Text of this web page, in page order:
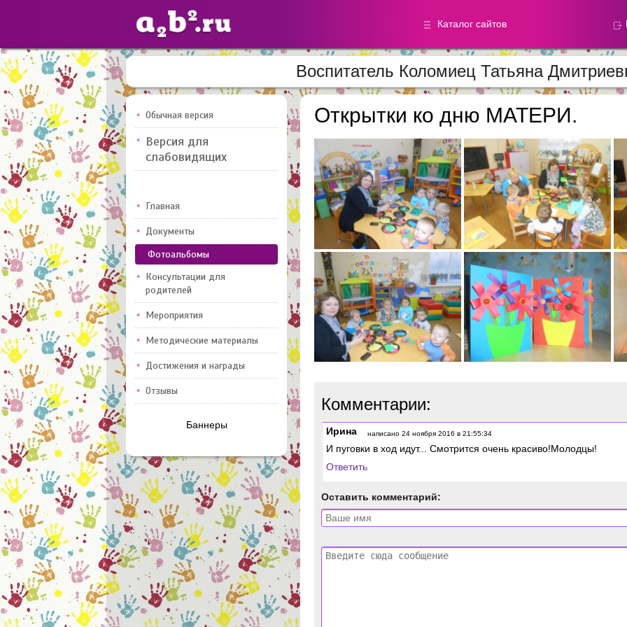
Каталог сайтов
Сайты
педагогов
Добавлено — 10947
Метод.
материалы
Добавлено — 59870
Галереи
фотографий
Добавлено — 39050
Воспитатель Коломиец Татьяна
Обычная версия
Версия для
слабовидящих
Главная
Документы
Фотоальбомы
Консультации для
родителей
Мероприятия
Методические материалы
Достижения и награды
Отзывы
Баннеры
Открытки ко дню МАТЕРИ.
Комментарии:
Ирина написано 24 ноября 2016 в 21:55:34
И пуговки в ход идут... Смотрится очень красиво!Молодцы!
Ответить
Оставить комментарий: